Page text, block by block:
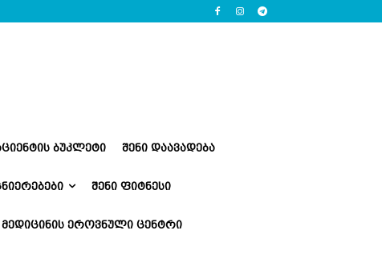
ᲑᲣᲙᲚᲔᲢᲘ ᲨᲔᲜᲘ ᲓᲐᲐᲕᲐᲓᲔᲑᲐ
ᲨᲔᲜᲘ ᲤᲘᲢᲜᲔᲡᲘ
ᲔᲠᲝᲕᲜᲣᲚᲘ ᲪᲔᲜᲢᲠᲘ